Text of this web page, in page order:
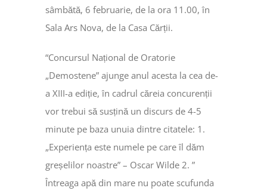
sâmbătă, 6 februarie, de la ora 11.00, în
Sala Ars Nova, de la Casa Cărții.
“Concursul Național de Oratorie
„Demostene” ajunge anul acesta la cea de-
a XIII-a ediție, în cadrul căreia concurenții
vor trebui să susțină un discurs de 4-5
minute pe baza unuia dintre citatele: 1.
„Experiența este numele pe care îl dăm
greșelilor noastre” – Oscar Wilde 2. ”
Întreaga apă din mare nu poate scufunda